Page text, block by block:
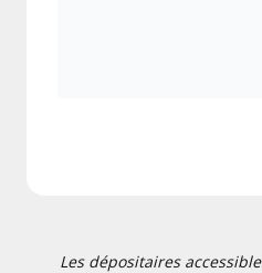
Les dépositaires